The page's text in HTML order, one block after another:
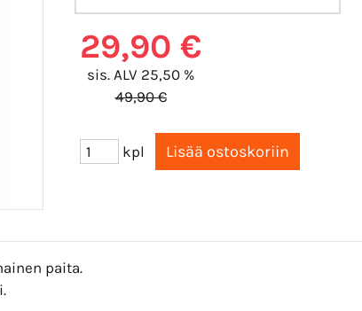
29,90 €
sis. ALV 25,50 %
49,90 €
kpl
paita.